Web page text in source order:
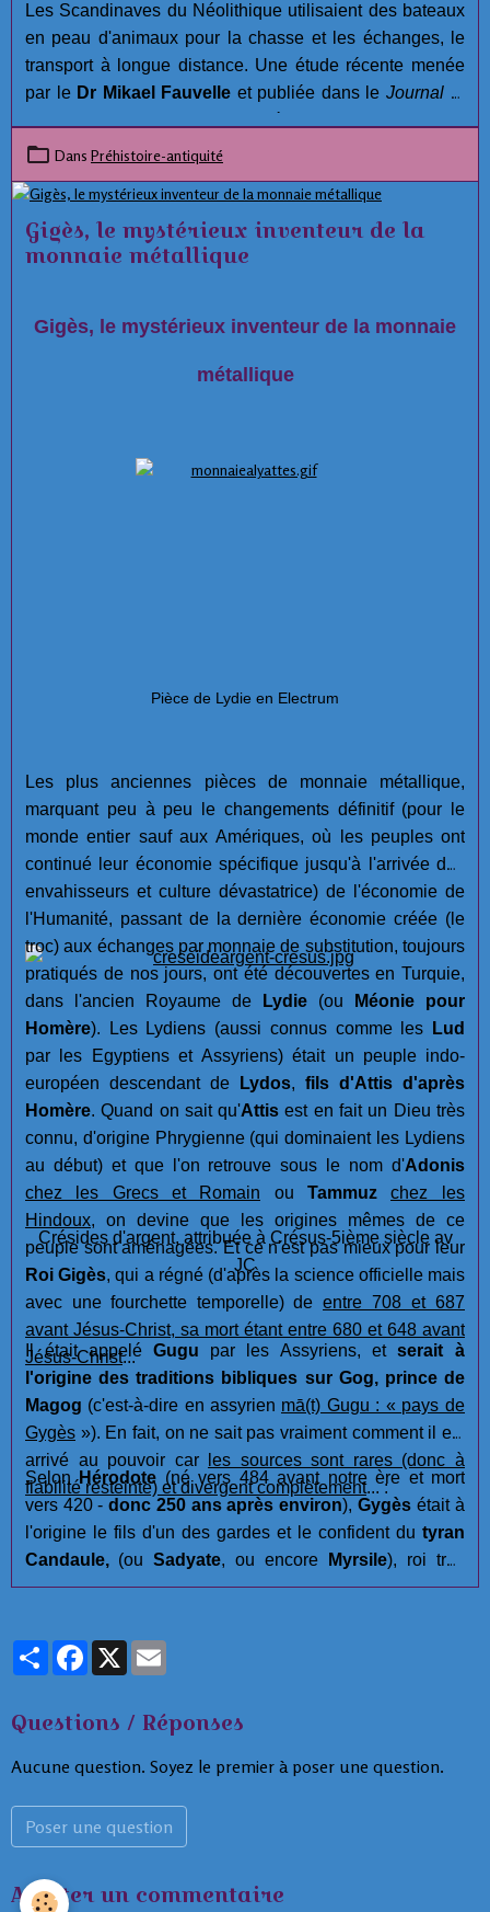
Les Scandinaves du Néolithique utilisaient des bateaux
en peau d'animaux pour la chasse et les échanges, le
transport à longue distance. Une étude récente menée
par le Dr Mikael Fauvelle et publiée dans le Journal of
scandinave antique de la céramique piquée (PWC)
d'animaux, en particulierdes peaux de phoque
naviguer, pêcher, chasser et transporter, échanger sur de
vastes distances. La PWC a prospéré
de la Suède, du Danemark et de la Finlande actuels.
Dans Préhistoire-antiquité
Gigès, le mystérieux inventeur de la
monnaie métallique
Gigès, le mystérieux inventeur de la monnaie
métallique
Pièce de Lydie en Electrum
Les plus anciennes pièces de monnaie métallique,
marquant peu à peu le changements définitif (pour le
monde entier sauf aux Amériques, où les peuples ont
continué leur économie spécifique jusqu'à l'arrivée des
envahisseurs et culture dévastatrice) de l'économie de
l'Humanité, passant de la dernière économie créée (le
troc) aux échanges par monnaie de substitution, toujours
pratiqués de nos jours, ont été découvertes en Turquie,
dans l'ancien Royaume de
Lydie (ou
Méonie pour
Homère). Les Lydiens (aussi connus comme les
Lud
par les Egyptiens et Assyriens) était un peuple indo-
européen descendant de
Lydos, fils d'Attis d'après
Homère. Quand on sait qu'Attis est en fait un Dieu très
connu, d'origine Phrygienne (qui dominaient les Lydiens
au début) et que l'on retrouve sous le nom d'Adonis
chez les Grecs et Romain ou Tammuz
chez les
Hindoux, on devine que les origines mêmes de ce
peuple sont aménagées. Et ce n'est pas mieux pour leur
Roi Gigès, qui a régné (d'après la science officielle mais
avec une fourchette temporelle) de entre 708 et 687
avant Jésus-Christ, sa mort étant entre 680 et 648 avant
Jésus-Christ...
Crésides d'argent, attribuée à Crésus-5ième siècle av
JC
Il était appelé Gugu par les Assyriens, et serait à
l'origine des traditions bibliques sur Gog, prince de
Magog (c'est-à-dire en assyrien mā(t) Gugu : « pays de
Gygès »). En fait, on ne sait pas vraiment comment il est
arrivé au pouvoir car
les sources sont rares (donc à
fiabilité resteinte) et divergent complètement... :
SelonHérodote (né vers 484 avant notre ère et mort
vers 420 - donc 250 ans après environ), Gygès était à
l'origine le fils d'un des gardes et le confident du tyran
Candaule, (ou Sadyate, ou encore Myrsile), roi très
légendaire descendant d'Héraclès (Hercule), qui était un
femme. Ne supportant pas que
charmes de son épouse,
avoir refusé car pensant que c'est indigne,
moment pour admirer le déshabillage de la Reine. Mais
celle-ci le découvre sans le laisser paraître. Elle a
compris que le roi ne peut être que l'auteur de cette
convoqueGigèsle lendemain et lui fait le chantage
PartagerFacebook
X
Questions / Réponses
Aucune question. Soyez le premier à poser une question.
Poser une question
Ajouter un commentaire